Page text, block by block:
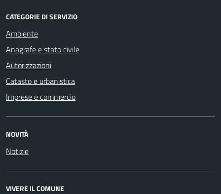
CATEGORIE DI SERVIZIO
Ambiente
Anagrafe e stato civile
Autorizzazioni
Catasto e urbanistica
Imprese e commercio
NOVITÀ
Notizie
VIVERE IL COMUNE